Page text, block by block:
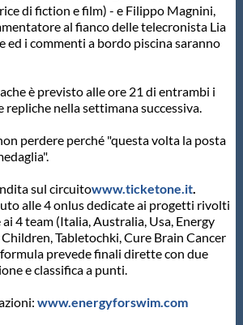
di fiction e film) - e Filippo Magnini,
al fianco delle telecronista Lia
ed i commenti a bordo piscina saranno
è previsto alle ore 21 di entrambi i
repliche nella settimana successiva.
perdere perché "questa volta la posta
sul circuitowww.ticketone.it.
alle 4 onlus dedicate ai progetti rivolti
4 team (Italia, Australia, Usa, Energy
Tabletochki, Cure Brain Cancer
formula prevede finali dirette con due
e classifica a punti.
www.energyforswim.com